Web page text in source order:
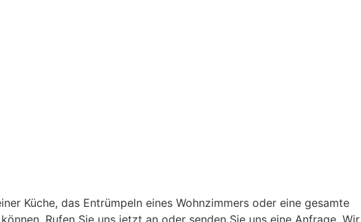
Küche, das Entrümpeln eines Wohnzimmers oder eine gesamte
Rufen Sie uns jetzt an oder senden Sie uns eine Anfrage. Wir